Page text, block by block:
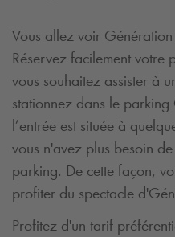
Vous allez voir
Réservez facilement votre
vous souhaitez assister à
stationnez dans le parking
l’entrée est située à
vous n'avez plus besoin
parking. De cette façon,
profiter du spectacle
Profitez d'un tarif